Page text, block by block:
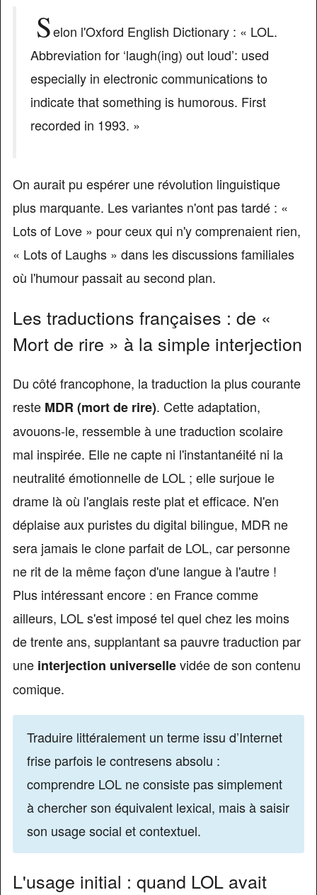
Selon l'Oxford English Dictionary : « LOL.
Abbreviation for ‘laugh(ing) out loud’: used
especially in electronic communications to
indicate that something is humorous. First
recorded in 1993. »
On aurait pu espérer une révolution linguistique
plus marquante. Les variantes n'ont pas tardé : «
Lots of Love » pour ceux qui n'y comprenaient rien,
« Lots of Laughs » dans les discussions familiales
où l'humour passait au second plan.
Les traductions françaises : de «
Mort de rire » à la simple interjection
Du côté francophone, la traduction la plus courante
reste MDR (mort de rire). Cette adaptation,
avouons-le, ressemble à une traduction scolaire
mal inspirée. Elle ne capte ni l'instantanéité ni la
neutralité émotionnelle de LOL ; elle surjoue le
drame là où l'anglais reste plat et efficace. N'en
déplaise aux puristes du digital bilingue, MDR ne
sera jamais le clone parfait de LOL, car personne
ne rit de la même façon d'une langue à l'autre !
Plus intéressant encore : en France comme
ailleurs, LOL s'est imposé tel quel chez les moins
de trente ans, supplantant sa pauvre traduction par
une interjection universellevidée de son contenu
comique.
Traduire littéralement un terme issu d’Internet
frise parfois le contresens absolu :
comprendre LOL ne consiste pas simplement
à chercher son équivalent lexical, mais à saisir
son usage social et contextuel.
L'usage initial : quand LOL avait